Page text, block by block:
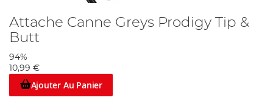
Attache Canne Greys Prodigy Tip &
Butt
94%
10,99 €
Ajouter Au Panier